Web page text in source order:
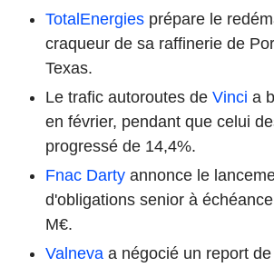
TotalEnergies prépare le
craqueur de sa raffinerie de
Texas.
Le trafic autoroutes de Vinci a
en février, pendant que celui
progressé de 14,4%.
Fnac Darty annonce le
d'obligations senior à
M€.
Valneva a négocié un report